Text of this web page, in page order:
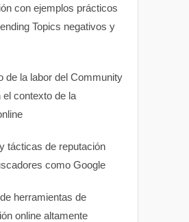
con ejemplos prácticos
Topics negativos y
de la labor del Community
el contexto de la
tácticas de reputación
como Google
herramientas de
online altamente